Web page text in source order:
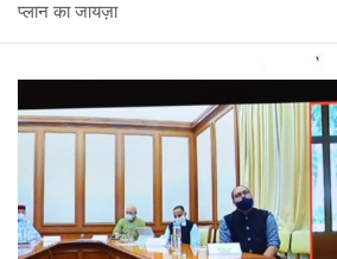
प्लान का जायज़ा